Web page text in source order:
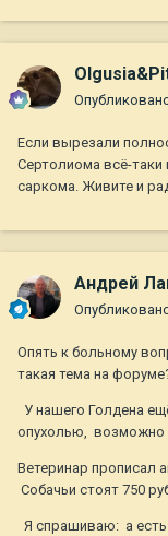
Если вырезали
Сертолиома всё-таки
саркома. Живите и
Андрей
Опять к больному
такая тема на
У нашего Голдена
опухолью, возможно
Ветеринар прописал
Собачьи стоят 750
Я спрашиваю: а